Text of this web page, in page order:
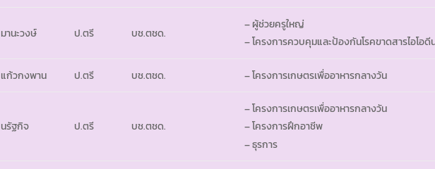
มานะวงษ์ ป.ตรี บช.ตชด.
– ผู้ช่วยครูใหญ่
– โครงการควบคุมและป้องกันโรคขาดสารไอโอดี
แก้วกงพาน ป.ตรี บช.ตชด. – โครงการเกษตรเพื่ออาหารกลางวัน
นรัฐกิจ ป.ตรี บช.ตชด.
– โครงการเกษตรเพื่ออาหารกลางวัน
– โครงการฝึกอาชีพ
– ธุรการ